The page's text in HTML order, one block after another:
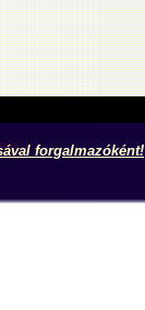
forgalmazóként!